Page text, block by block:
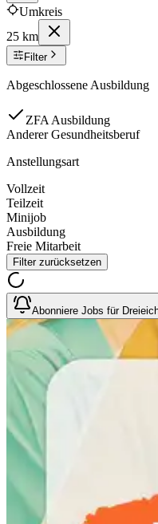
Umkreis
25 km
Filter
Abgeschlossene Ausbildung
ZFA Ausbildung
Anderer Gesundheitsberuf
Anstellungsart
Vollzeit
Teilzeit
Minijob
Ausbildung
Freie Mitarbeit
Filter zurücksetzen
Abonniere Jobs für